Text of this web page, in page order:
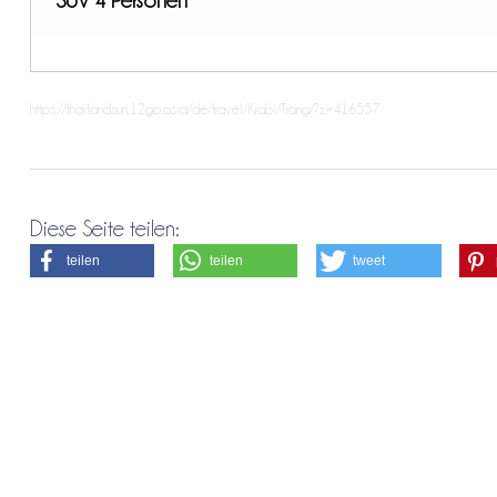
https://thailandsun.12go.asia/de/travel/Krabi/Trang/?z=416557
Diese Seite teilen:
teilen teilen tweet